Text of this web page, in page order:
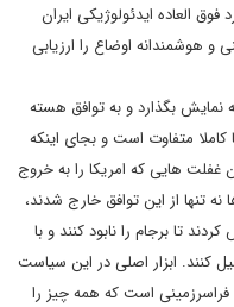
العاده ایدئولوژیکی ایران
هوشمندانه اوضاع را ارزیابی
نمایش بگذارد و به توافق هسته
متفاوت است و بجای اینکه
غفلت هایی که امریکا را به خروج
نه تنها از این توافق خارج شدند،‌
تا برجام را نابود کنند و با
کنند. ابزار اصلی در این سیاست
است که همه چیز را